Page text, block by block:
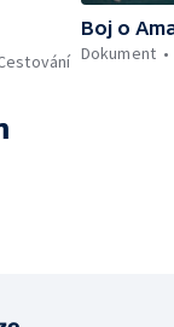
Boj o
Dokument